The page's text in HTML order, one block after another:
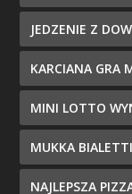
JEDZENIE Z
KARCIANA GRA
MINI LOTTO
MUKKA
NAJLEPSZA